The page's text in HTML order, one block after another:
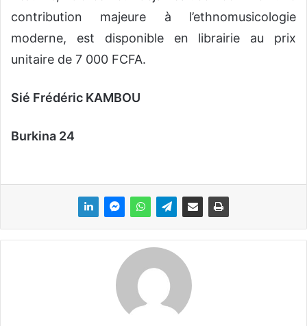
contribution majeure à l’ethnomusicologie
moderne, est disponible en librairie au prix
unitaire de 7 000 FCFA.
Sié Frédéric KAMBOU
Burkina 24